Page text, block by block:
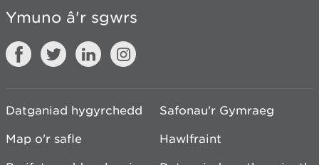
Ymuno â'r sgwrs
Datganiad hygyrchedd
Safonau'r Gymraeg
Map o'r safle
Hawlfraint